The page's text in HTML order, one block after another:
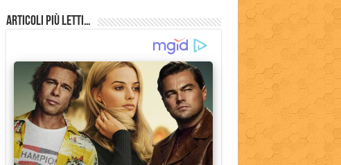
Articoli più Letti…